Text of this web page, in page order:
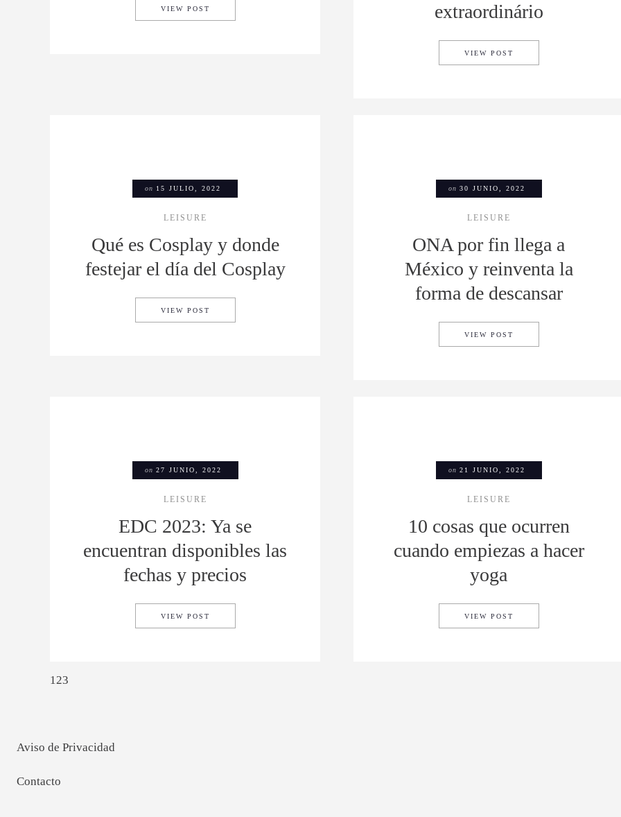
VIEW POST NAGAMI CREA MUEBLES 3D EN COLABORACIÓN CON JIMMY CHOO
extraordinário
VIEW POST
on 15 JULIO, 2022
LEISURE
Qué es Cosplay y donde
festejar el día del Cosplay
VIEW POST
on 30 JUNIO, 2022
LEISURE
ONA por fin llega a
México y reinventa la
forma de descansar
VIEW POST
on 27 JUNIO, 2022
LEISURE
EDC 2023: Ya se
encuentran disponibles las
fechas y precios
VIEW POST EDC 2023: YA SE ENCUENTRAN DISPONIBLES LAS FECHAS Y PRECIOS
on 21 JUNIO, 2022
LEISURE
10 cosas que ocurren
cuando empiezas a hacer
yoga
VIEW POST
123
Aviso de Privacidad
Contacto